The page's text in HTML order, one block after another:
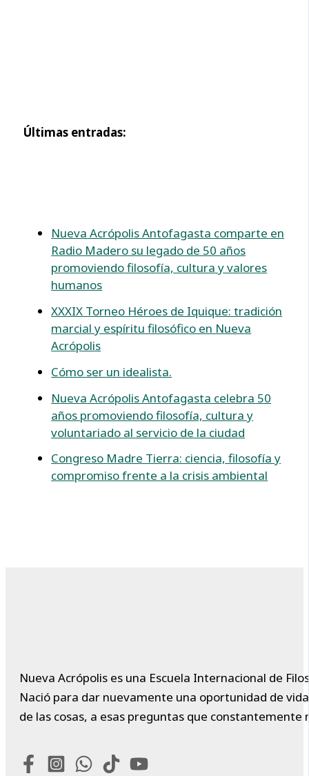
Últimas entradas:
Nueva Acrópolis Antofagasta comparte en
Radio Madero su legado de 50 años
promoviendo filosofía, cultura y valores
humanos
XXXIX Torneo Héroes de Iquique: tradición
marcial y espíritu filosófico en Nueva
Acrópolis
Cómo ser un idealista.
Nueva Acrópolis Antofagasta celebra 50
años promoviendo filosofía, cultura y
voluntariado al servicio de la ciudad
Congreso Madre Tierra: ciencia, filosofía y
compromiso frente a la crisis ambiental
Nueva Acrópolis es una Escuela Internacional de
Nació para dar nuevamente una oportunidad de
de las cosas, a esas preguntas que constantemente